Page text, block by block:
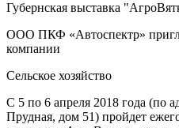
Губернская выставка
ООО ПКФ «Автоспектр»
компании
Сельское хозяйство
С 5 по 6 апреля 2018 года (по
Прудная, дом 51) пройдет